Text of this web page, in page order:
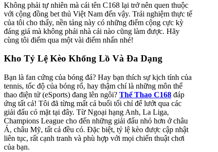
Không phải tự nhiên mà cái tên C168 lại trở nên quen thuộc
với cộng đồng bet thủ Việt Nam đến vậy. Trải nghiệm thực tế
của tôi cho thấy, nền tảng này có những điểm cộng cực kỳ
đáng giá mà không phải nhà cái nào cũng làm được. Hãy
cùng tôi điểm qua một vài điểm nhấn nhé!
Kho Tỷ Lệ Kèo Khổng Lồ Và Đa Dạng
Bạn là fan cứng của bóng đá? Hay bạn thích sự kịch tính của
tennis, tốc độ của bóng rổ, hay thậm chí là những môn thể
thao điện tử (eSports) đang lên ngôi? Thể Thao C168 đáp
ứng tất cả! Tôi đã từng mất cả buổi tối chỉ để lướt qua các
giải đấu có mặt tại đây. Từ Ngoại hạng Anh, La Liga,
Champions League cho đến những giải đấu nhỏ hơn ở châu
Á, châu Mỹ, tất cả đều có. Đặc biệt, tỷ lệ kèo được cập nhật
liên tục, rất cạnh tranh và phù hợp với mọi chiến thuật chơi
của bạn.